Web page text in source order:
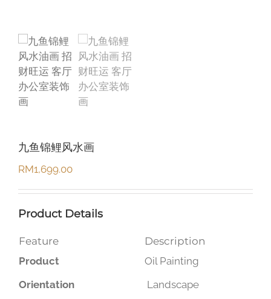
九鱼锦鲤风水画
RM1,699.00
Product Details
Feature
Description
Product
Oil Painting
Orientation
Landscape